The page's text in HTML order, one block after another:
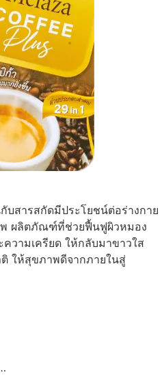
สารสกัดมีประโยชน์ต่อร่างกาย
ผลิตภัณฑ์ที่ช่วยฟื้นฟูผิวหมอง
วามเครียด ให้กลับมาขาวใส
ติ ให้สุขภาพดีจากภายในสู่